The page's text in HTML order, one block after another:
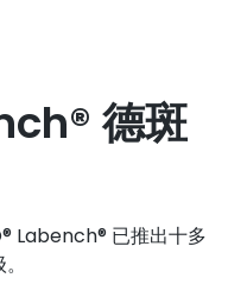
德斑
Labench® 已推出十多